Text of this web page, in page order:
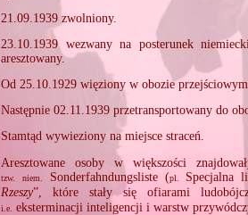
21.09.1939 zwolniony.
23.10.1939 wezwany na posterunek
aresztowany.
Od 25.10.1929 więziony w obozie
Następnie 02.11.1939 przetransportowany do
Stamtąd wywieziony na miejsce straceń.
Aresztowane osoby w większości
tzw. niem. Sonderfahndungsliste (pl.
Specjalna
Rzeszy”, które stały się ofiarami
i.e. eksterminacji inteligencji i warstw